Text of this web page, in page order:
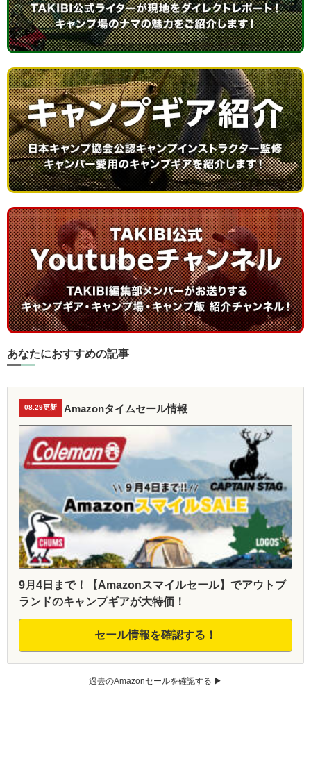
あなたにおすすめの記事
08.29更新 Amazonタイムセール情報
9月4日まで！【Amazonスマイルセール】でアウトブ
ランドのキャンプギアが大特価！
セール情報を確認する！
過去のAmazonセールを確認する ▶︎